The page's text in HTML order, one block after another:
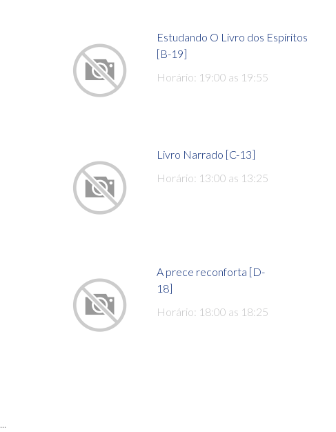
Estudando O Livro dos Espíritos
[B-19]
Horário: 19:00 as 19:55
Livro Narrado [C-13]
Horário: 13:00 as 13:25
A prece reconforta [D-
18]
Horário: 18:00 as 18:25